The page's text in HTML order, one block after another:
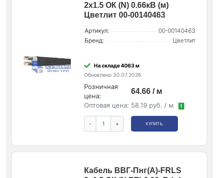
2х1.5 ОК (N) 0.66кВ (м)
Цветлит 00-00140463
Артикул:
00-00140463
Бренд:
Цветлит
На складе 4063 м
Обновлено 30.07.2026
Розничная
цена:
64.66 / м
Оптовая цена: 58.19 руб. / м !
- + КУПИТЬ
Кабель ВВГ-Пнг(А)-FRLS